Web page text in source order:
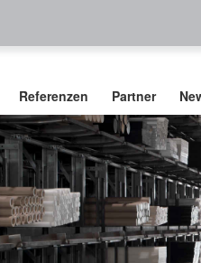
Referenzen Partner